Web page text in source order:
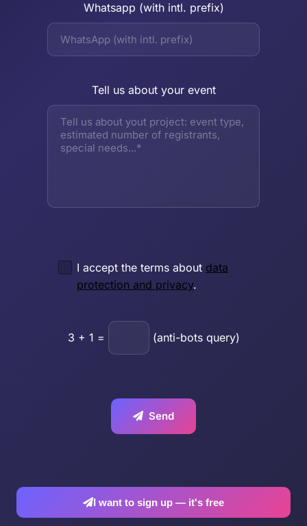
Whatsapp (with intl. prefix)
Tell us about your event
I accept the terms about data
protection and privacy.
3 + 1 = (anti-bots query)
Send
I want to sign up — it's free